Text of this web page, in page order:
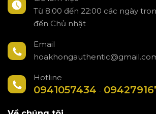
Từ 8:00 đến 22:00 các ngày
đến Chủ nhật
Email
Hotline
0941057434 -